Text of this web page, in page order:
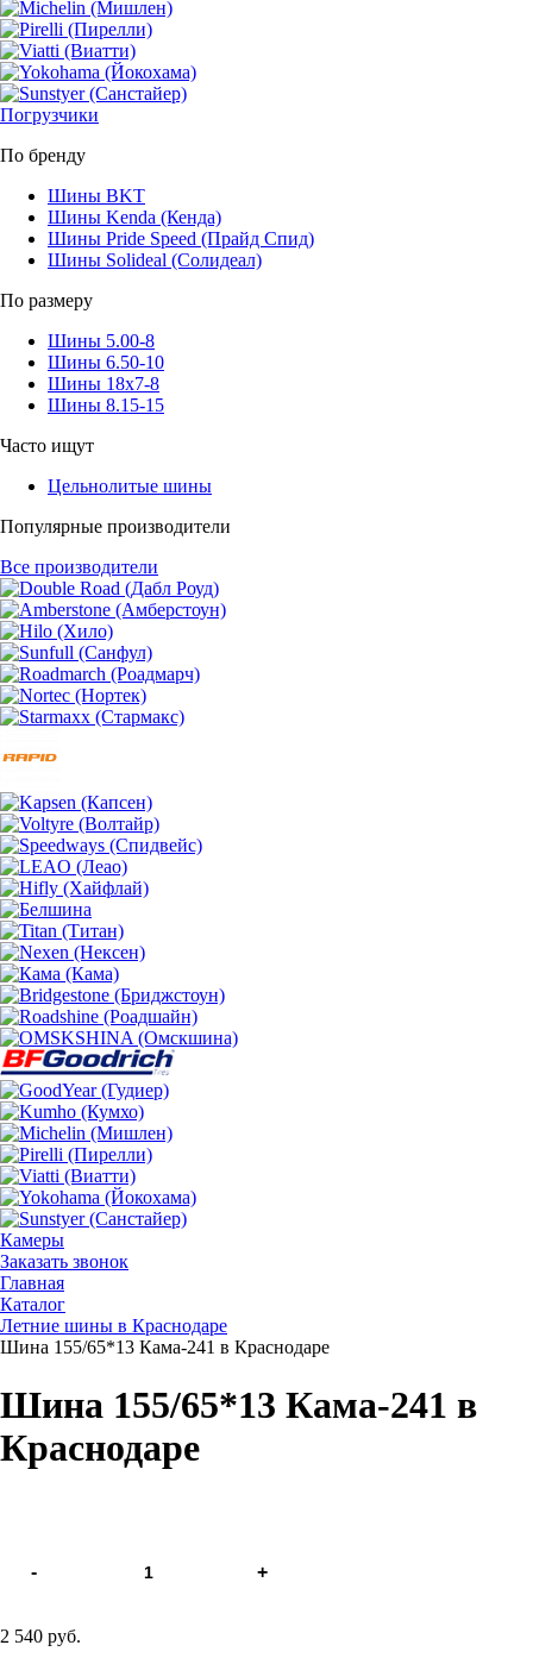
Погрузчики
По бренду
Шины BKT
Шины Kenda (Кенда)
Шины Pride Speed (Прайд Спид)
Шины Solideal (Солидеал)
По размеру
Шины 5.00-8
Шины 6.50-10
Шины 18x7-8
Шины 8.15-15
Часто ищут
Цельнолитые шины
Популярные производители
Все производители
Камеры
Заказать звонок
Главная
Каталог
Летние шины в Краснодаре
Шина 155/65*13 Кама-241 в Краснодаре
Шина 155/65*13 Кама-241 в
Краснодаре
- +
2 540 руб.